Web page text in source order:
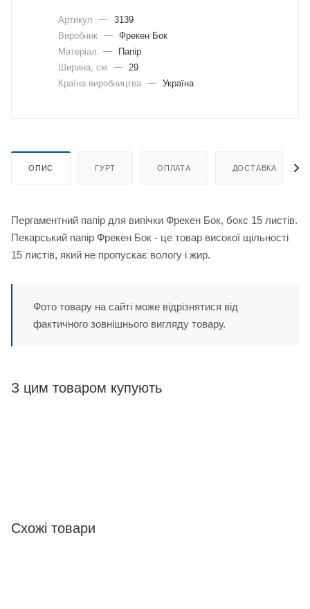
Артикул — 3139
Виробник — Фрекен Бок
Матеріал
—
Папір
Ширина, cм
—
29
Країна виробництва — Україна
ОПИС ГУРТ ОПЛАТА ДОСТАВКА
Пергаментний папір для випічки Фрекен Бок, бокс 15 листів.
Пекарський папір Фрекен Бок - це товар високої щільності
15 листів, який не пропускає вологу і жир.
Фото товару на сайті може відрізнятися від
фактичного зовнішнього вигляду товару.
З цим товаром купують
Схожі товари